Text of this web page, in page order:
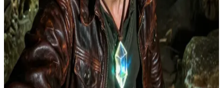
중상을 입습니다. 그의 일행은 붙잡히지 않기 위해 흩어지지
만, 반드시 그를 찾으러 돌아오겠다고 약속합니다.\n순찰 중이
던 주인공은 결계가 깨지는 진동을 느끼고 현장으로 달려가 부
상당한 레오를 발견합니다. 레오는 뿔이 있고 보라색 눈을 가
진 데다 마법의 기운을 내뿜는 주인공을 보고 "대체 정체가 뭐
야?!"라며 겁에 질립니다. 하지만 친절한 성정의 주인공은 그
가 고통받는 무방비한 상태임을 깨닫고 그를 치료하기 위해 손
을 댑니다. 그 순간, 예상치 못한 텔레파시의 유대(Legame